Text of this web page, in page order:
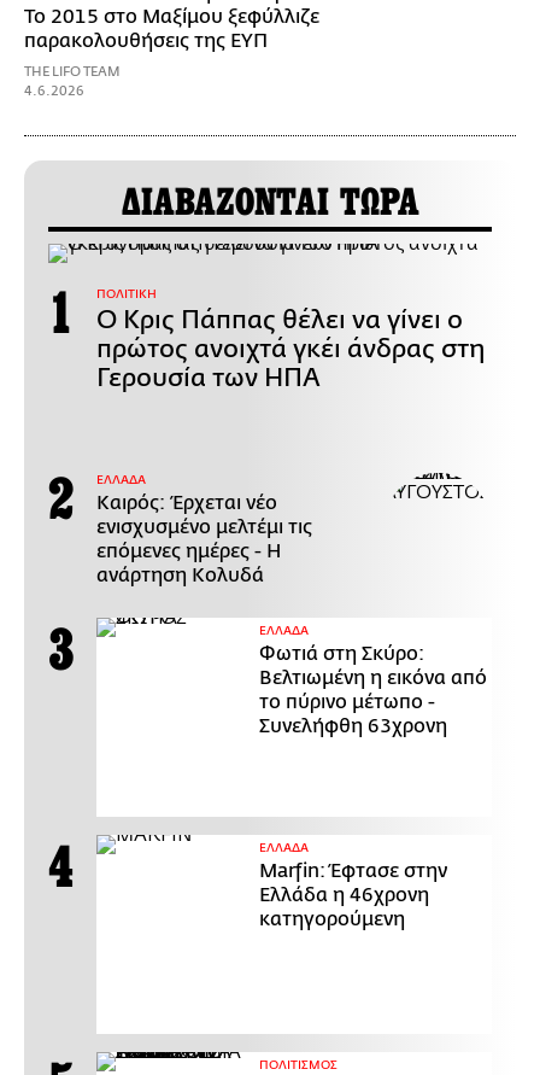
Το 2015 στο Μαξίμου ξεφύλλιζε
παρακολουθήσεις της ΕΥΠ
THE LIFO TEAM
4.6.2026
ΔΙΑΒΑΖΟΝΤΑΙ ΤΩΡΑ
ΠΟΛΙΤΙΚΗ
Ο Κρις Πάππας θέλει να γίνει ο
πρώτος ανοιχτά γκέι άνδρας στη
Γερουσία των ΗΠΑ
ΕΛΛΑΔΑ
Καιρός: Έρχεται νέο
ενισχυσμένο μελτέμι τις
επόμενες ημέρες - Η
ανάρτηση Κολυδά
ΕΛΛΑΔΑ
Φωτιά στη Σκύρο:
Βελτιωμένη η εικόνα από
το πύρινο μέτωπο -
Συνελήφθη 63χρονη
ΕΛΛΑΔΑ
Marfin: Έφτασε στην
Ελλάδα η 46χρονη
κατηγορούμενη
ΠΟΛΙΤΙΣΜΟΣ